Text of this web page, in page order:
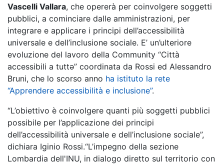
Vascelli Vallara, che opererà per coinvolgere soggetti
pubblici, a cominciare dalle amministrazioni, per
integrare e applicare i principi dell’accessibilità
universale e dell’inclusione sociale. E’ un’ulteriore
evoluzione del lavoro della Community “Città
accessibili a tuttə” coordinata da Rossi ed Alessandro
Bruni, che lo scorso anno ha istituto la rete
“Apprendere accessibilità e inclusione”.
“L’obiettivo è coinvolgere quanti più soggetti pubblici
possibile per l’applicazione dei principi
dell’accessibilità universale e dell’inclusione sociale”,
dichiara Iginio Rossi.“L’impegno della sezione
Lombardia dell'INU, in dialogo diretto sul territorio con